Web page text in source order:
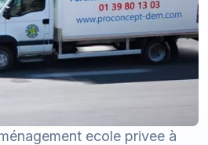
ecole privee à